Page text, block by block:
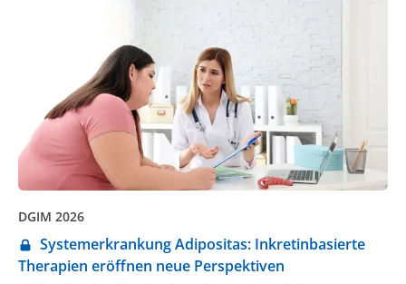
DGIM 2026
Systemerkrankung Adipositas: Inkretinbasierte
Therapien eröffnen neue Perspektiven